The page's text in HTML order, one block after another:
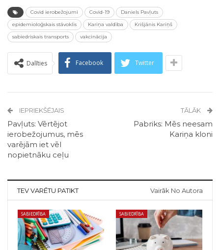
Covid ierobežojumi Covid-19
Daniels Pavļuts
epidemioloģskais stāvoklis
Kariņa valdība
Krišjānis Kariņš
sabiedriskais transports
vakcinācija
Dalīties Facebook Twitter
IEPRIEKŠĒJAIS
Pavļuts: Vērtējot
ierobežojumus, mēs
varējām iet vēl
nopietnāku ceļu
TĀLĀK
Pabriks: Mēs neesam
Kariņa kloni
TEV VARĒTU PATIKT Vairāk No Autora
SABIEDRĪBA SABIEDRĪBA